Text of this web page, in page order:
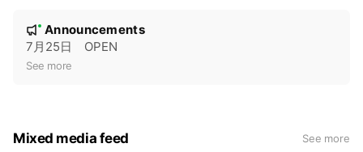
e
New
Announcements
7月25日 OPEN
See more
Mixed media feed See more